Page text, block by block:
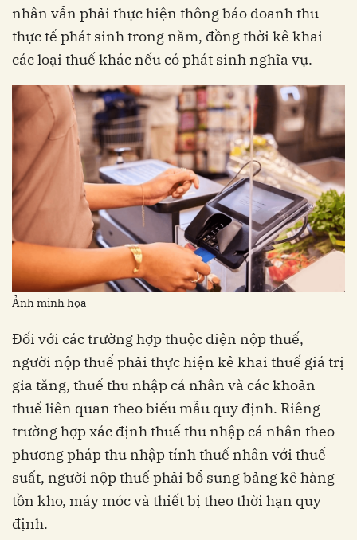
nhân vẫn phải thực hiện thông báo doanh thu
thực tế phát sinh trong năm, đồng thời kê khai
các loại thuế khác nếu có phát sinh nghĩa vụ.
Ảnh minh họa
Đối với các trường hợp thuộc diện nộp thuế,
người nộp thuế phải thực hiện kê khai thuế giá trị
gia tăng, thuế thu nhập cá nhân và các khoản
thuế liên quan theo biểu mẫu quy định. Riêng
trường hợp xác định thuế thu nhập cá nhân theo
phương pháp thu nhập tính thuế nhân với thuế
suất, người nộp thuế phải bổ sung bảng kê hàng
tồn kho, máy móc và thiết bị theo thời hạn quy
định.